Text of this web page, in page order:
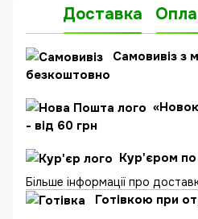
Доставка
Самовивіз з
безкоштовно
- від 60 грн
Кур'єром по
Більше інформації про
Готівкою при